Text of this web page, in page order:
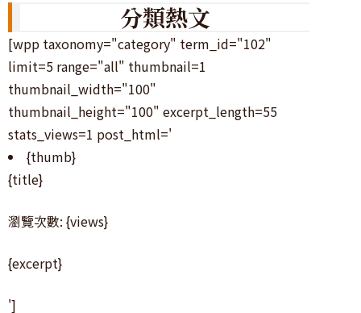
分類熱文
[wpp taxonomy="category" term_id="102"
limit=5 range="all" thumbnail=1
thumbnail_width="100"
thumbnail_height="100" excerpt_length=55
stats_views=1 post_html='
{thumb}
{title}
瀏覽次數: {views}
{excerpt}
']